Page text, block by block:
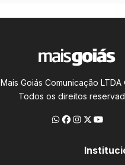
Mais Goiás Comunicação
Todos os direitos